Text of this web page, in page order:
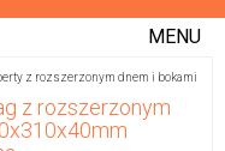
MENU
z rozszerzonym dnem i bokami
z rozszerzonym